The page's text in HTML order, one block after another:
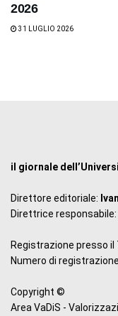
2026
31 LUGLIO 2026
il giornale
Direttore editoriale:
Direttrice responsabile:
Registrazione presso il
Numero di
Copyright ©
Area VaDiS -